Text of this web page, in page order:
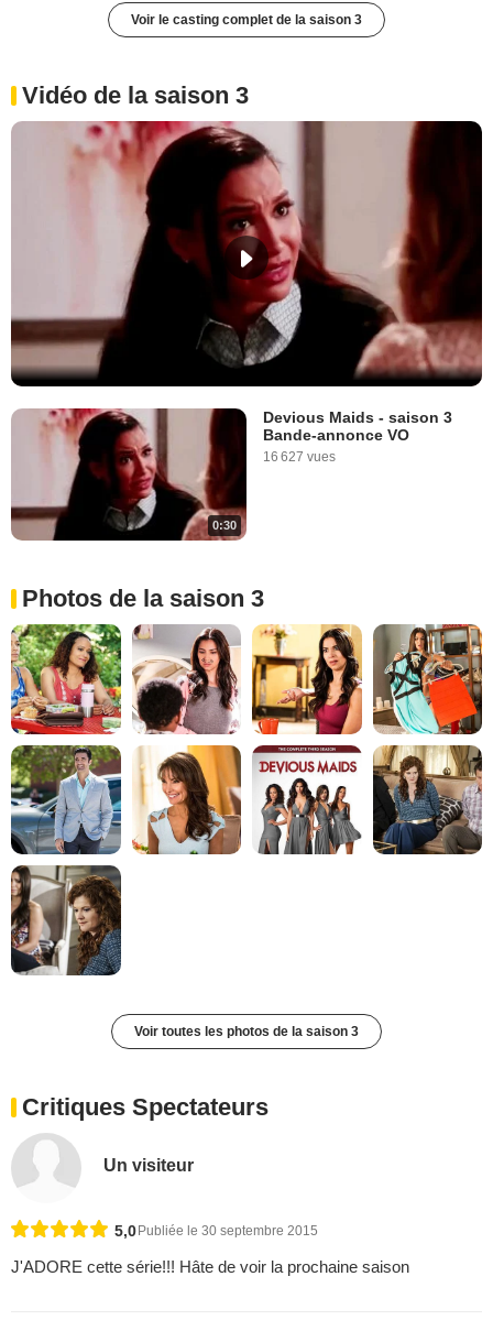
Voir le casting complet de la saison 3
Vidéo de la saison 3
0:30
Devious Maids - saison 3
Bande-annonce VO
16 627 vues
Photos de la saison 3
Voir toutes les photos de la saison 3
Critiques Spectateurs
Un visiteur
5,0 Publiée le 30 septembre 2015
J'ADORE cette série!!! Hâte de voir la prochaine saison